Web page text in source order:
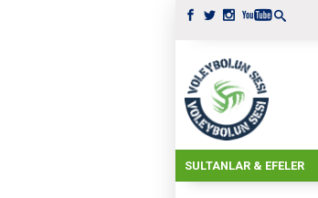
SULTANLAR & EFELER